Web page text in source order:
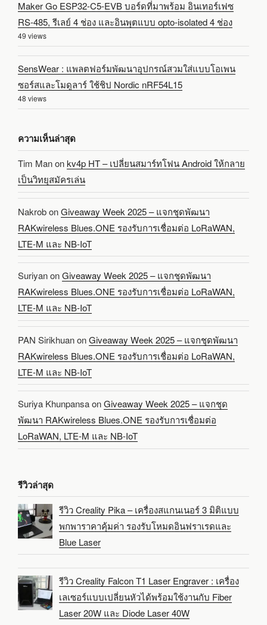
Maker Go ESP32-C5-EVB บอร์ดที่มาพร้อม อินเทอร์เฟซ
RS-485, รีเลย์ 4 ช่อง และอินพุตแบบ opto-isolated 4 ช่อง
49 views
SensWear : แพลตฟอร์มพัฒนาอุปกรณ์สวมใส่แบบโอเพน
ซอร์สและโมดูลาร์ ใช้ชิป Nordic nRF54L15
48 views
ความเห็นล่าสุด
Tim Manonkv4p HT – เปลี่ยนสมาร์ทโฟน Android ให้กลาย
เป็นวิทยุสมัครเล่น
NakrobonGiveaway Week 2025 – แจกชุดพัฒนา
RAKwireless Blues.ONE รองรับการเชื่อมต่อ LoRaWAN,
LTE-M และ NB-IoT
SuriyanonGiveaway Week 2025 – แจกชุดพัฒนา
RAKwireless Blues.ONE รองรับการเชื่อมต่อ LoRaWAN,
LTE-M และ NB-IoT
PAN SirikhuanonGiveaway Week 2025 – แจกชุดพัฒนา
RAKwireless Blues.ONE รองรับการเชื่อมต่อ LoRaWAN,
LTE-M และ NB-IoT
Suriya KhunpansaonGiveaway Week 2025 – แจกชุด
พัฒนา RAKwireless Blues.ONE รองรับการเชื่อมต่อ
LoRaWAN, LTE-M และ NB-IoT
รีวิวล่าสุด
รีวิว Creality Pika – เครื่องสแกนเนอร์ 3 มิติแบบ
พกพาราคาคุ้มค่า รองรับโหมดอินฟราเรดและ
Blue Laser
รีวิว Creality Falcon T1 Laser Engraver : เครื่อง
เลเซอร์แบบเปลี่ยนหัวได้พร้อมใช้งานกับ Fiber
Laser 20W และ Diode Laser 40W